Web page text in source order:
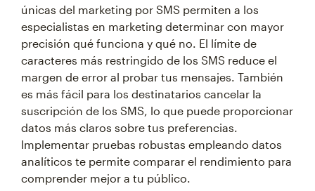
únicas del marketing por SMS permiten a los
especialistas en marketing determinar con mayor
precisión qué funciona y qué no. El límite de
caracteres más restringido de los SMS reduce el
margen de error al probar tus mensajes. También
es más fácil para los destinatarios cancelar la
suscripción de los SMS, lo que puede proporcionar
datos más claros sobre tus preferencias.
Implementar pruebas robustas empleando datos
analíticos te permite comparar el rendimiento para
comprender mejor a tu público.